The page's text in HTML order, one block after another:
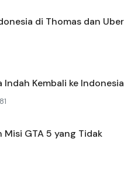
di Thomas dan Uber
Indah Kembali ke Indonesia
GTA 5 yang Tidak